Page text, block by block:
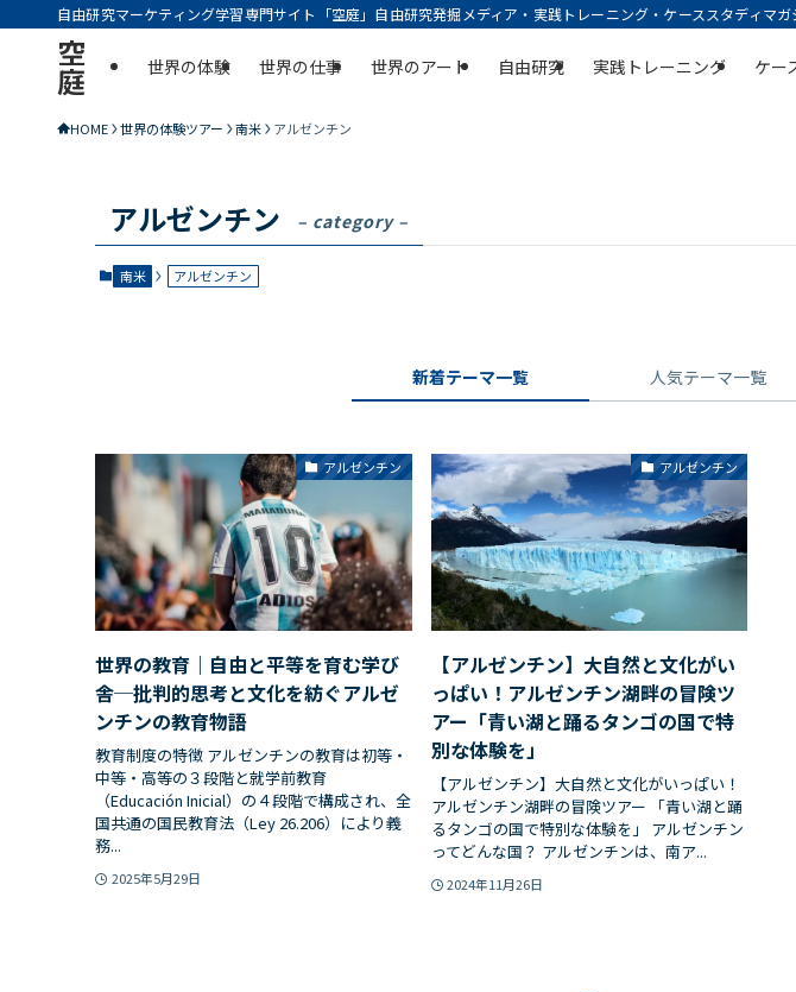
自由研究マーケティング学習専門サイト「空庭」自由研究発掘メディア・実践トレーニング・ケーススタディマガ
空
庭 世界の体験 世界の仕事 世界のアート 自由研究 実践トレーニング ケー
HOME 世界の体験ツアー 南米 アルゼンチン
アルゼンチン – category –
南米 アルゼンチン
新着テーマ一覧 人気テーマ一覧
アルゼンチン
世界の教育｜自由と平等を育む学び
舎─批判的思考と文化を紡ぐアルゼ
ンチンの教育物語
教育制度の特徴 アルゼンチンの教育は初等・
中等・高等の３段階と就学前教育
（Educación Inicial）の４段階で構成され、全
国共通の国民教育法（Ley 26.206）により義
務...
2025年5月29日
アルゼンチン
【アルゼンチン】大自然と文化がい
っぱい！アルゼンチン湖畔の冒険ツ
アー「青い湖と踊るタンゴの国で特
別な体験を」
【アルゼンチン】大自然と文化がいっぱい！
アルゼンチン湖畔の冒険ツアー 「青い湖と踊
るタンゴの国で特別な体験を」 アルゼンチン
ってどんな国？ アルゼンチンは、南ア...
2024年11月26日